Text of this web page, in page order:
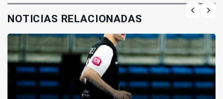
NOTICIAS RELACIONADAS